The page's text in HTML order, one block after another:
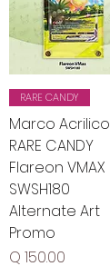
RARE CANDY
Marco Acrilico
RARE CANDY
Flareon VMAX
SWSH180
Alternate Art
Promo
Precio
Q 150.00